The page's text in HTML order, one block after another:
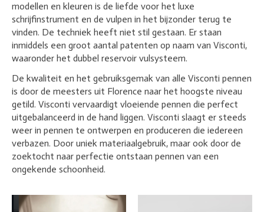
modellen en kleuren is de liefde voor het luxe
schrijfinstrument en de vulpen in het bijzonder terug te
vinden. De techniek heeft niet stil gestaan. Er staan
inmiddels een groot aantal patenten op naam van Visconti,
waaronder het dubbel reservoir vulsysteem.
De kwaliteit en het gebruiksgemak van alle Visconti pennen
is door de meesters uit Florence naar het hoogste niveau
getild. Visconti vervaardigt vloeiende pennen die perfect
uitgebalanceerd in de hand liggen. Visconti slaagt er steeds
weer in pennen te ontwerpen en produceren die iedereen
verbazen. Door uniek materiaalgebruik, maar ook door de
zoektocht naar perfectie ontstaan pennen van een
ongekende schoonheid.